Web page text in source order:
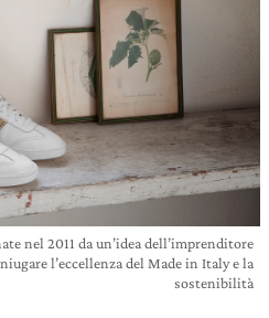
nel 2011 da un’idea dell’imprenditore
l’eccellenza del Made in Italy e la
sostenibilità